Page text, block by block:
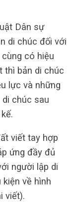
Dân sự
di chúc đối với
có hiệu
thì bản di chúc
lực và những
chúc sau
viết tay hợp
ứng đầy đủ
người lập di
kiện về hình
viết).